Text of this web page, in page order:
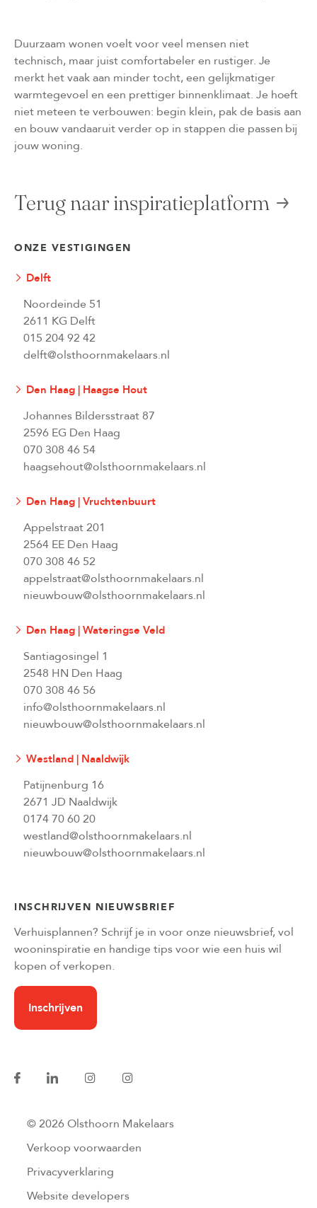
Duurzaam wonen voelt voor veel mensen niet
technisch, maar juist comfortabeler en rustiger. Je
merkt het vaak aan minder tocht, een gelijkmatiger
warmtegevoel en een prettiger binnenklimaat. Je hoeft
niet meteen te verbouwen: begin klein, pak de basis aan
en bouw vandaaruit verder op in stappen die passen bij
jouw woning.
Terug naar inspiratieplatform
ONZE VESTIGINGEN
Delft
Noordeinde 51
2611 KG Delft
015 204 92 42
delft@olsthoornmakelaars.nl
Den Haag | Haagse Hout
Johannes Bildersstraat 87
2596 EG Den Haag
070 308 46 54
haagsehout@olsthoornmakelaars.nl
Den Haag | Vruchtenbuurt
Appelstraat 201
2564 EE Den Haag
070 308 46 52
appelstraat@olsthoornmakelaars.nl
nieuwbouw@olsthoornmakelaars.nl
Den Haag | Wateringse Veld
Santiagosingel 1
2548 HN Den Haag
070 308 46 56
info@olsthoornmakelaars.nl
nieuwbouw@olsthoornmakelaars.nl
Westland | Naaldwijk
Patijnenburg 16
2671 JD Naaldwijk
0174 70 60 20
westland@olsthoornmakelaars.nl
nieuwbouw@olsthoornmakelaars.nl
INSCHRIJVEN NIEUWSBRIEF
Verhuisplannen? Schrijf je in voor onze nieuwsbrief, vol
wooninspiratie en handige tips voor wie een huis wil
kopen of verkopen.
Inschrijven
© 2026 Olsthoorn Makelaars
Verkoop voorwaarden
Privacyverklaring
Website developers